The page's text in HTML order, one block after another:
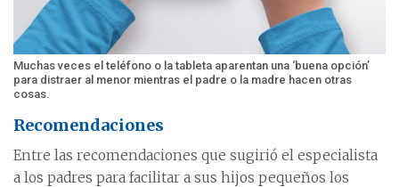
Muchas veces el teléfono o la tableta aparentan una ‘buena opción’
para distraer al menor mientras el padre o la madre hacen otras
cosas.
Recomendaciones
Entre las recomendaciones que sugirió el especialista
a los padres para facilitar a sus hijos pequeños los